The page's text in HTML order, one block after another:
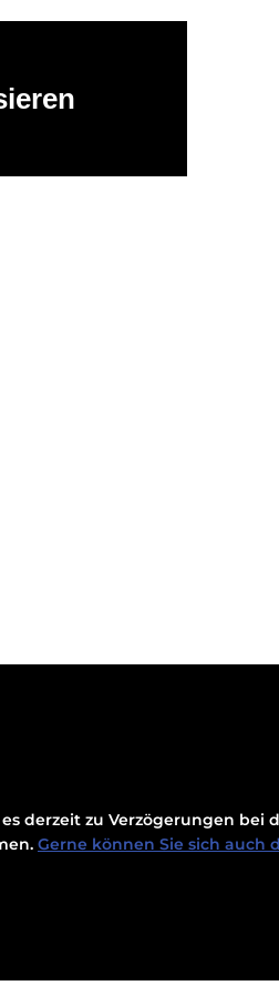
derzeit zu Verzögerungen bei
Gerne können Sie sich auch